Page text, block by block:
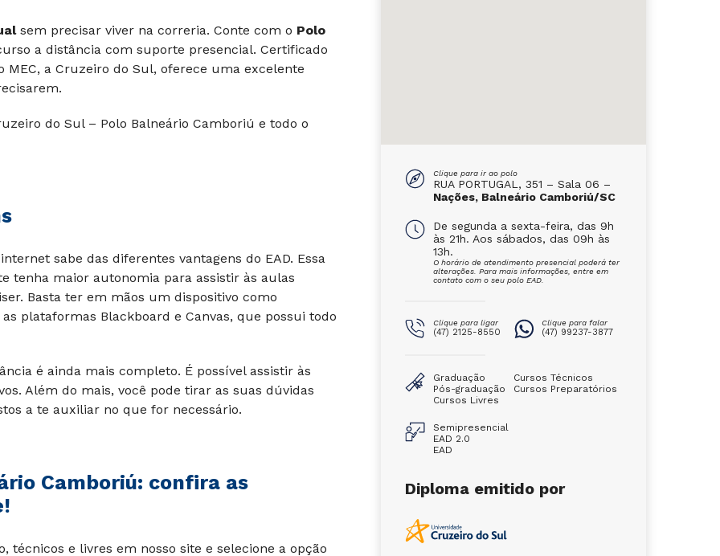
sem precisar viver na correria. Conte com o Polo
a distância com suporte presencial. Certificado
a Cruzeiro do Sul, oferece uma excelente
do Sul – Polo Balneário Camboriú e todo o
sabe das diferentes vantagens do EAD. Essa
tenha maior autonomia para assistir às aulas
Basta ter em mãos um dispositivo como
plataformas Blackboard e Canvas, que possui todo
é ainda mais completo. É possível assistir às
Além do mais, você pode tirar as suas dúvidas
a te auxiliar no que for necessário.
Camboriú: confira as
técnicos e livres em nosso site e selecione a opção
Clique para ir ao polo
RUA PORTUGAL, 351 – Sala 06 –
Nações, Balneário Camboriú/SC
De segunda a sexta-feira, das 9h
às 21h. Aos sábados, das 09h às
13h.
O horário de atendimento presencial poderá ter
alterações. Para mais informações, entre em
contato com o seu polo EAD.
Clique para ligar
(47) 2125-8550
Clique para falar
(47) 99237-3877
Graduação
Pós-graduação
Cursos Livres
Cursos Técnicos
Cursos Preparatórios
Semipresencial
EAD 2.0
EAD
Diploma emitido por